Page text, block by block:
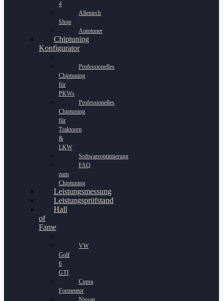
4
Alientech
Shop
Autotuner
Chiptuning
Konfigurator
Professionelles
Chiptuning
für
PKWs
Professionelles
Chiptuning
für
Traktoren
&
LKW
Softwareoptimierung
FAQ
zum
Chiptuning
Leistungsmessung
Leistungsprüfstand
Hall
of
Fame
VW
Golf
6
GTI
Cupra
Formentor
Nissan